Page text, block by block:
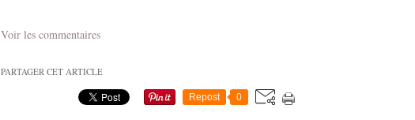
Voir les commentaires
PARTAGER CET ARTICLE
Repost 0